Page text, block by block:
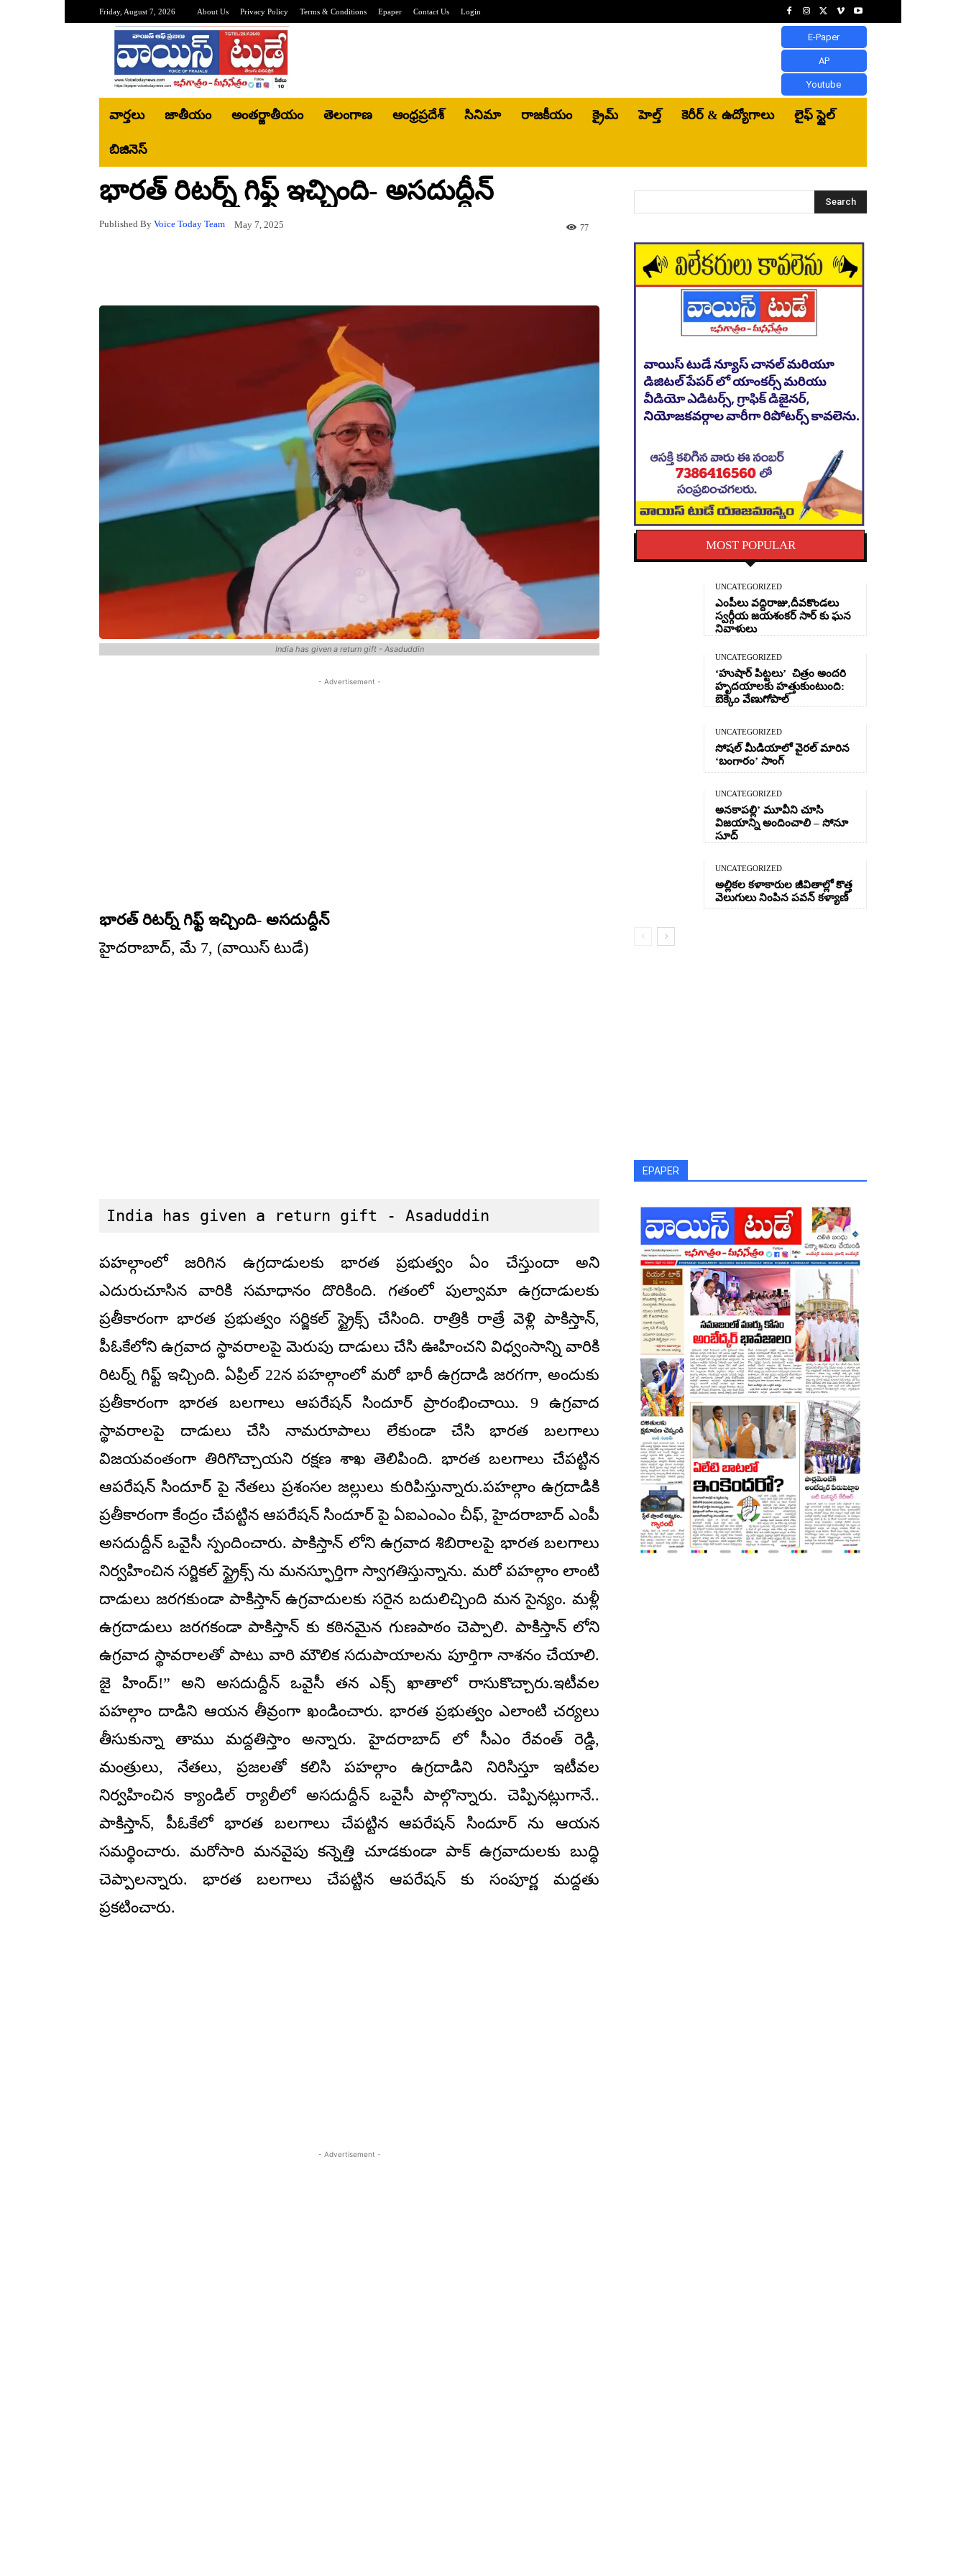
Friday, August 7, 2026 About Us Privacy Policy Terms & Conditions Epaper Contact Us Login
E-Paper
AP
Youtube
వార్తలు జాతీయం అంతర్జాతీయం తెలంగాణ ఆంధ్రప్రదేశ్ సినిమా రాజకీయం క్రైమ్ హెల్త్‌ కెరీర్ & ఉద్యోగాలు లైఫ్ స్టైల్
బిజినెస్‌
భారత్ రిటర్న్ గిఫ్ట్ ఇచ్చింది- అసదుద్దీన్
Published By Voice Today Team May 7, 2025 77
India has given a return gift - Asaduddin
- Advertisement -
భారత్ రిటర్న్ గిఫ్ట్ ఇచ్చింది- అసదుద్దీన్
హైదరాబాద్, మే 7, (వాయిస్ టుడే)
India has given a return gift - Asaduddin
పహల్గాంలో జరిగిన ఉగ్రదాడులకు భారత ప్రభుత్వం ఏం చేస్తుందా అని
ఎదురుచూసిన వారికి సమాధానం దొరికింది. గతంలో పుల్వామా ఉగ్రదాడులకు
ప్రతీకారంగా భారత ప్రభుత్వం సర్జికల్ స్ట్రైక్స్ చేసింది. రాత్రికి రాత్రే వెళ్లి పాకిస్తాన్,
పీఓకేలోని ఉగ్రవాద స్థావరాలపై మెరుపు దాడులు చేసి ఊహించని విధ్వంసాన్ని వారికి
రిటర్న్ గిఫ్ట్ ఇచ్చింది. ఏప్రిల్ 22న పహల్గాంలో మరో భారీ ఉగ్రదాడి జరగగా, అందుకు
ప్రతీకారంగా భారత బలగాలు ఆపరేషన్ సిందూర్ ప్రారంభించాయి. 9 ఉగ్రవాద
స్థావరాలపై దాడులు చేసి నామరూపాలు లేకుండా చేసి భారత బలగాలు
విజయవంతంగా తిరిగొచ్చాయని రక్షణ శాఖ తెలిపింది. భారత బలగాలు చేపట్టిన
ఆపరేషన్ సిందూర్ పై నేతలు ప్రశంసల జల్లులు కురిపిస్తున్నారు.పహల్గాం ఉగ్రదాడికి
ప్రతీకారంగా కేంద్రం చేపట్టిన ఆపరేషన్ సిందూర్ పై ఏఐఎంఎం చీఫ్, హైదరాబాద్ ఎంపీ
అసదుద్దీన్ ఒవైసీ స్పందించారు. పాకిస్తాన్ లోని ఉగ్రవాద శిబిరాలపై భారత బలగాలు
నిర్వహించిన సర్జికల్ స్ట్రైక్స్ ను మనస్ఫూర్తిగా స్వాగతిస్తున్నాను. మరో పహల్గాం లాంటి
దాడులు జరగకుండా పాకిస్తాన్ ఉగ్రవాదులకు సరైన బదులిచ్చింది మన సైన్యం. మళ్లీ
ఉగ్రదాడులు జరగకండా పాకిస్తాన్ కు కఠినమైన గుణపాఠం చెప్పాలి. పాకిస్తాన్ లోని
ఉగ్రవాద స్థావరాలతో పాటు వారి మౌలిక సదుపాయాలను పూర్తిగా నాశనం చేయాలి.
జై హింద్!” అని అసదుద్దీన్ ఒవైసీ తన ఎక్స్ ఖాతాలో రాసుకొచ్చారు.ఇటీవల
పహల్గాం దాడిని ఆయన తీవ్రంగా ఖండించారు. భారత ప్రభుత్వం ఎలాంటి చర్యలు
తీసుకున్నా తాము మద్దతిస్తాం అన్నారు. హైదరాబాద్ లో సీఎం రేవంత్ రెడ్డి,
మంత్రులు, నేతలు, ప్రజలతో కలిసి పహల్గాం ఉగ్రదాడిని నిరిసిస్తూ ఇటీవల
నిర్వహించిన క్యాండిల్ ర్యాలీలో అసదుద్దీన్ ఒవైసీ పాల్గొన్నారు. చెప్పినట్లుగానే..
పాకిస్తాన్, పీఓకేలో భారత బలగాలు చేపట్టిన ఆపరేషన్ సిందూర్ ను ఆయన
సమర్థించారు. మరోసారి మనవైపు కన్నెత్తి చూడకుండా పాక్ ఉగ్రవాదులకు బుద్ధి
చెప్పాలన్నారు. భారత బలగాలు చేపట్టిన ఆపరేషన్ కు సంపూర్ణ మద్దతు
ప్రకటించారు.
- Advertisement -
Search
MOST POPULAR
UNCATEGORIZED
ఎంపీలు వద్దిరాజు,దీవకొండలు
స్వర్గీయ జయశంకర్ సార్ కు ఘన
నివాళులు
UNCATEGORIZED
‘హుషార్‌ పిట్టలు’ చిత్రం అందరి
హృదయాలకు హత్తుకుంటుంది:
బెక్కెం వేణుగోపాల్‌
UNCATEGORIZED
సోషల్ మీడియాలో వైరల్ మారిన
‘బంగారం’ సాంగ్
UNCATEGORIZED
అనకాపల్లి’ మూవీని చూసి
విజయాన్ని అందించాలి – సోనూ
సూద్
UNCATEGORIZED
అల్లికల కళాకారుల జీవితాల్లో కొత్త
వెలుగులు నింపిన పవన్ కళ్యాణ్
EPAPER